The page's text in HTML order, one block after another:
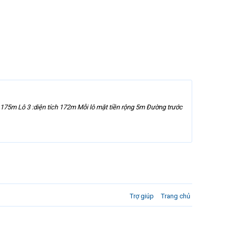
Lô 3 :diện tích 172m Mỗi lô mặt tiền rộng 5m Đường trước
Trợ giúp Trang chủ